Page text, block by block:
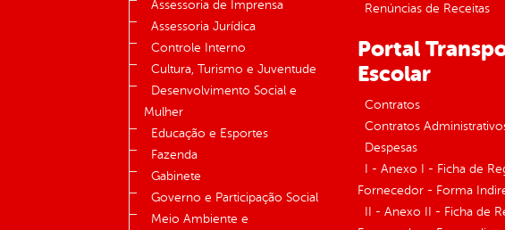
Assessoria de Imprensa
Assessoria Jurídica
Controle Interno
Cultura, Turismo e Juventude
Desenvolvimento Social e
Mulher
Educação e Esportes
Fazenda
Gabinete
Governo e Participação Social
Meio Ambiente e
Renúncias de Receitas
Portal
Escolar
Contratos
Contratos
Despesas
I - Anexo I - Ficha de
Fornecedor - Forma
II - Anexo II - Ficha de